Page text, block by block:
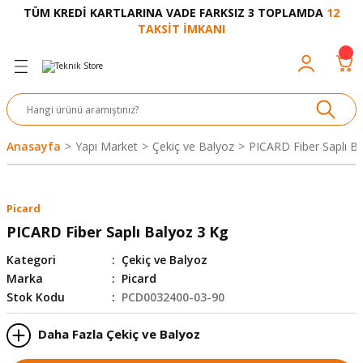
TÜM KREDİ KARTLARINA VADE FARKSIZ 3 TOPLAMDA 12
TAKSİT İMKANI
Geri Dön
Geri Dön
Bot
Geri Dön
ve Aksesuar
Makinesi
Geri Dön
Makinesi
Geri Dön
Geri Dön
Bantlar
Geri Dön
Geri Dön
ve Ürünleri
Cobot
Geri Dön
ve Aksesuarı
Anasayfa Yapı Market Çekiç ve Balyoz PICARD Fiber Saplı
Picard
PICARD Fiber Saplı Balyoz 3 Kg
Kategori
Çekiç ve Balyoz
Marka
Picard
Stok Kodu
PCD0032400-03-90
Daha Fazla Çekiç ve Balyoz